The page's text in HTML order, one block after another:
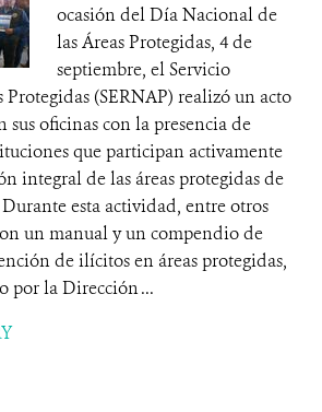
ocasión del Día Nacional de
las Áreas Protegidas, 4 de
septiembre, el Servicio
(SERNAP) realizó un acto
sus oficinas con la presencia de
que participan activamente
integral de las áreas protegidas de
esta actividad, entre otros
un manual y un compendio de
de ilícitos en áreas protegidas,
por la Dirección ...